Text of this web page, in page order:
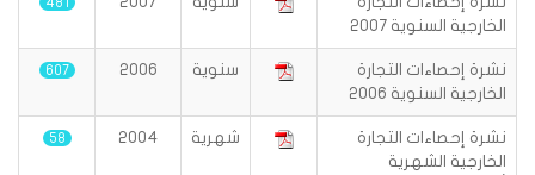
الخارجية السنوية 2007
نشرة إحصاءات التجارة
الخارجية السنوية 2006
سنوية 2006
607
نشرة إحصاءات التجارة
الخارجية الشهرية
شهرية 2004
58